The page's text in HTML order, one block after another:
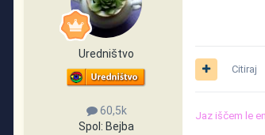
Uredništvo
60,5k
Spol: Bejba
Citiraj
Jaz iščem le